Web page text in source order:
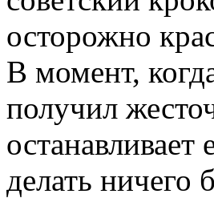
осторожно
В момент,
получил
останавливает
делать ничего